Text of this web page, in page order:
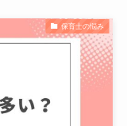
保育士の悩み